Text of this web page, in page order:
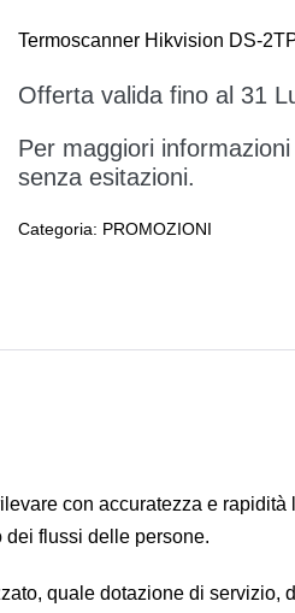
Termoscanner Hikvision DS-
Offerta valida fino al 31
Per maggiori
senza esitazioni.
Categoria: PROMOZIONI
con accuratezza e rapidità
dei flussi delle persone.
quale dotazione di servizio,